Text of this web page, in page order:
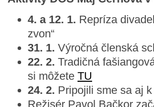
4. a 12. 1. Repríza
zvon“
31. 1. Výročná členská
22. 2. Tradičná
si môžete TU
24. 2. Pripojili sme sa aj
Režisér Pavol Bačkor